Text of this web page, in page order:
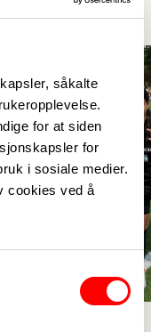
såkalte
for at siden
for
i sosiale medier.
cookies ved å